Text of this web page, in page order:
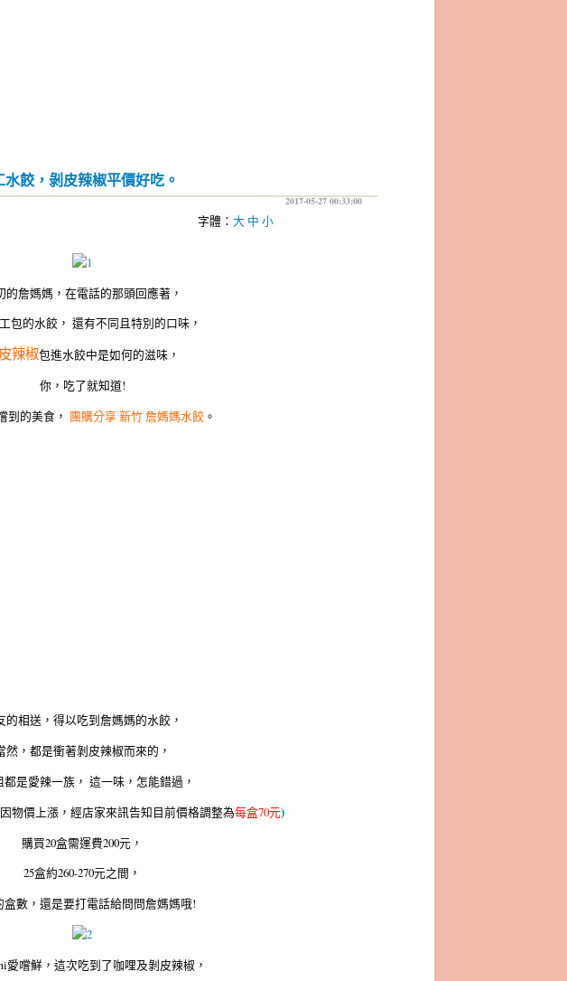
餃，剝皮辣椒平價好吃。
2017-05-27 00:33:00
字體： 大 中 小
的詹媽媽，在電話的那頭回應著，
包的水餃， 還有不同且特別的口味，
辣椒包進水餃中是如何的滋味，
你，吃了就知道!
到的美食， 團購分享 新竹 詹媽媽水餃 。
的相送，得以吃到詹媽媽的水餃，
然，都是衝著剝皮辣椒而來的，
都是愛辣一族， 這一味，怎能錯過，
物價上漲，經店家來訊告知目前價格調整為每盒70元)
購買20盒需運費200元，
25盒約260-270元之間，
盒數，還是要打電話給問問詹媽媽哦!
愛嚐鮮，這次吃到了咖哩及剝皮辣椒，